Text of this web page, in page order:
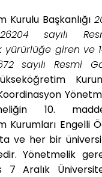
Kurulu Başkanlığı
sayılı
yürürlüğe giren ve
sayılı Resmi
10.
Kurumları Engelli
ve her bir
Yönetmelik
7 Aralık